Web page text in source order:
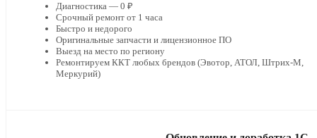
Диагностика — 0 ₽
Срочный ремонт от 1 часа
Быстро и недорого
Оригинальные запчасти и лицензионное ПО
Выезд на место по региону
Ремонтируем ККТ любых брендов (Эвотор, АТОЛ, Штрих-М,
Меркурий)